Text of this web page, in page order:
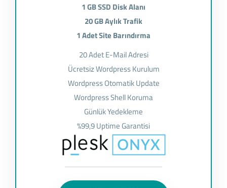
1 GB SSD Disk Alanı
20 GB Aylık Trafik
1 Adet Site Barındırma
20 Adet E-Mail Adresi
Ücretsiz Wordpress Kurulum
Wordpress Otomatik Update
Wordpress Shell Koruma
Günlük Yedekleme
%99,9 Uptime Garantisi